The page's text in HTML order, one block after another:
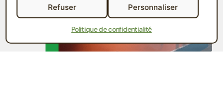
Refuser Personnaliser
Politique de confidentialité
les tables.